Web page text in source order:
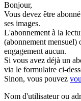
Bonjour,
Vous devez être
ses images.
L'abonnement à la
(abonnement mensuel)
engagement aucun.
Si vous avez déjà un
via le formulaire ci-
Sinon, vous pouvez
Nom d'utilisateur ou